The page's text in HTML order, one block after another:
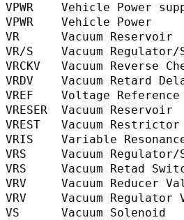
VPWR    Vehicle Power
VPWR    Vehicle
VR      Vacuum
VR/S    Vacuum
VRCKV   Vacuum Reverse
VRDV    Vacuum Retard
VREF    Voltage
VRESER  Vacuum
VREST   Vacuum
VRIS    Variable
VRS     Vacuum
VRS     Vacuum Retad
VRV     Vacuum
VRV     Vacuum
VS      Vacuum